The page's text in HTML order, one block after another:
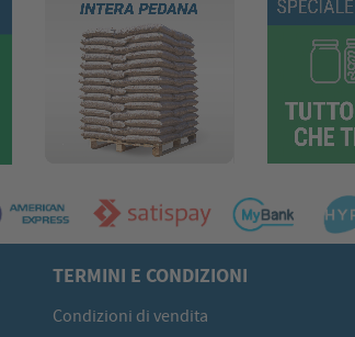
TERMINI E CONDIZIONI
Condizioni di vendita